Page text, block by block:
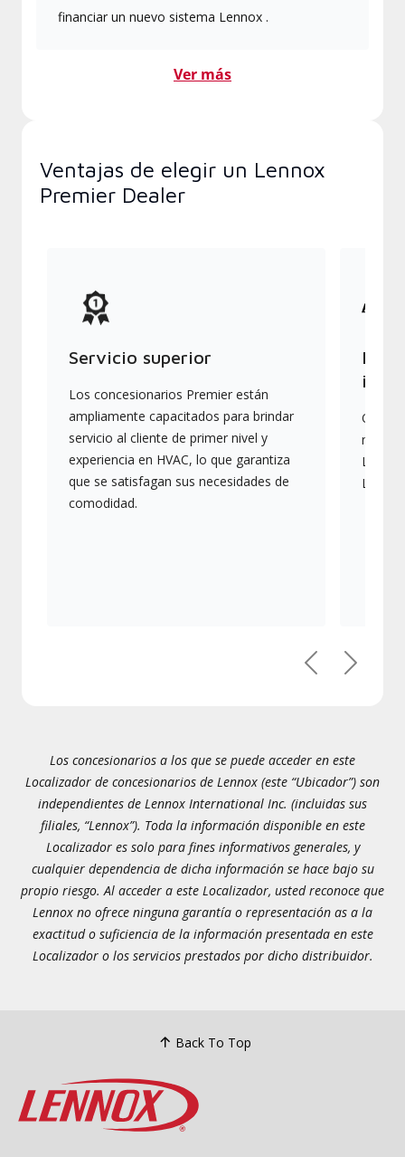
financiar un nuevo sistema Lennox .
Ver más
Ventajas de elegir un Lennox
Premier Dealer
Servicio superior
Los concesionarios Premier están
ampliamente capacitados para brindar
servicio al cliente de primer nivel y
experiencia en HVAC, lo que garantiza
que se satisfagan sus necesidades de
comodidad.
más
PreviousNext
Los concesionarios a los que se puede acceder en este
Localizador de concesionarios de Lennox (este “Ubicador”) son
independientes de Lennox International Inc. (incluidas sus
filiales, “Lennox”). Toda la información disponible en este
Localizador es solo para fines informativos generales, y
cualquier dependencia de dicha información se hace bajo su
propio riesgo. Al acceder a este Localizador, usted reconoce que
Lennox no ofrece ninguna garantía o representación as a la
exactitud o suficiencia de la información presentada en este
Localizador o los servicios prestados por dicho distribuidor.
Back To Top